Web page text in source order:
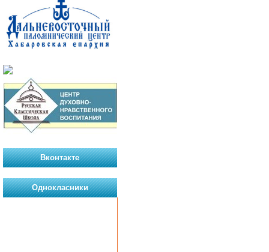
Вконтакте
Однокласники